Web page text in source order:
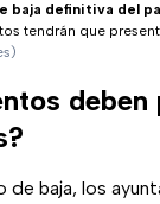
baja definitiva del
tendrán que
deben
de baja, los